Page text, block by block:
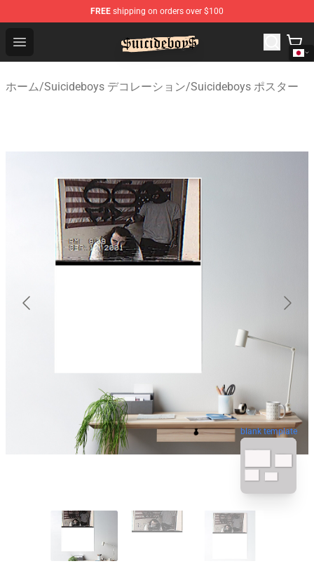
FREE shipping on orders over $100
Open menu
$uicideboy$ Shop - Official $uicideboy$ Merchandise
ホーム/Suicideboys デコレーション/Suicideboys ポスター
blank template